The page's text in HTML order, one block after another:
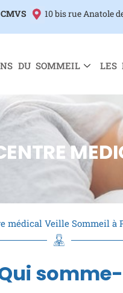
CMVS 10 bis rue Anatole
DU SOMMEIL LES
médical Veille Sommeil à